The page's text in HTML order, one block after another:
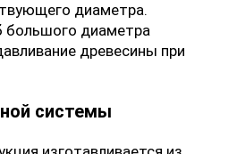
диаметра.
большого диаметра
древесины при
системы